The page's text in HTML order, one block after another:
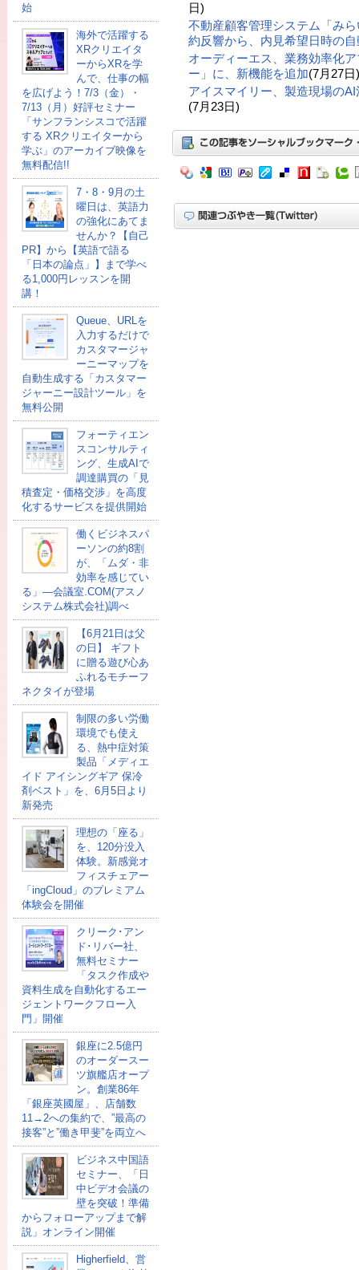
始
海外で活躍する
XRクリエイタ
ーからXRを学
んで、仕事の幅
を広げよう！7/3（金）・
7/13（月）好評セミナー
「サンフランシスコで活躍
する XRクリエイターから
学ぶ」のアーカイブ映像を
無料配信!!
7・8・9月の土
曜日は、英語力
の強化にあてま
せんか？【自己
PR】から【英語で語る
「日本の論点」】まで学べ
る1,000円レッスンを開
講！
Queue、URLを
入力するだけで
カスタマージャ
ーニーマップを
自動生成する「カスタマー
ジャーニー設計ツール」を
無料公開
フォーティエン
スコンサルティ
ング、生成AIで
調達購買の「見
積査定・価格交渉」を高度
化するサービスを提供開始
働くビジネスパ
ーソンの約8割
が、「ムダ・非
効率を感じてい
る」―会議室.COM(アスノ
システム株式会社)調べ
【6月21日は父
の日】 ギフト
に贈る遊び心あ
ふれるモチーフ
ネクタイが登場
制限の多い労働
環境でも使え
る、熱中症対策
製品「メディエ
イド アイシングギア 保冷
剤ベスト」を、6月5日より
新発売
理想の「座る」
を、120分没入
体験。新感覚オ
フィスチェアー
「ingCloud」のプレミアム
体験会を開催
クリーク･アン
ド･リバー社、
無料セミナー
「タスク作成や
資料生成を自動化するエー
ジェントワークフロー入
門」開催
銀座に2.5億円
のオーダースー
ツ旗艦店オープ
ン。創業86年
「銀座英國屋」、店舗数
11→2への集約で、”最高の
接客”と”働き甲斐”を両立へ
ビジネス中国語
セミナー、「日
中ビデオ会議の
壁を突破！準備
からフォローアップまで解
説」オンライン開催
Higherfield、営
日)
不動産顧客管理システム「み
約反響から、内見希望日時の
オーディーエス、業務効率化
ー」に、新機能を追加(7月27日)
アイスマイリー、製造現場の
(7月23日)